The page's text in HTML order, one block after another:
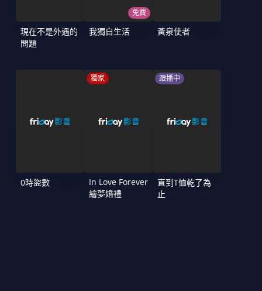
現在不是外遇的
問題
免費
我獨自生活 黃泉使者
0時盜數
獨家
In Love Forever
繪夢婚禮
跟播中
直到T恤乾了為
止